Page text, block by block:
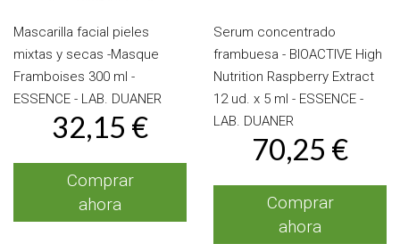
Mascarilla facial pieles
mixtas y secas -Masque
Framboises 300 ml -
ESSENCE - LAB. DUANER
32,15 €
Comprar
ahora
Serum concentrado
frambuesa - BIOACTIVE High
Nutrition Raspberry Extract
12 ud. x 5 ml - ESSENCE -
LAB. DUANER
70,25 €
Comprar
ahora